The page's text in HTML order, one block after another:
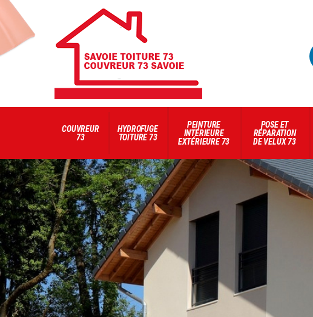
COUVREUR
73
HYDROFUGE
TOITURE 73
PEINTURE
INTÉRIEURE
EXTÉRIEURE 73
POSE ET
RÉPARATION
DE VELUX 73